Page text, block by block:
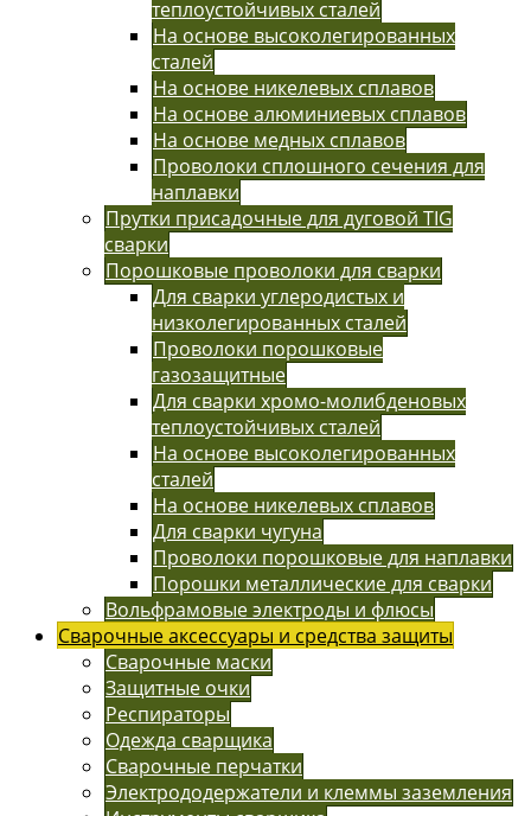
теплоустойчивых сталей
На основе высоколегированных
сталей
На основе никелевых сплавов
На основе алюминиевых сплавов
На основе медных сплавов
Проволоки сплошного сечения для
наплавки
Прутки присадочные для дуговой TIG
сварки
Порошковые проволоки для сварки
Для сварки углеродистых и
низколегированных сталей
Проволоки порошковые
газозащитные
Для сварки хромо-молибденовых
теплоустойчивых сталей
На основе высоколегированных
сталей
На основе никелевых сплавов
Для сварки чугуна
Проволоки порошковые для наплавки
Порошки металлические для сварки
Вольфрамовые электроды и флюсы
Сварочные аксессуары и средства защиты
Сварочные маски
Защитные очки
Респираторы
Одежда сварщика
Сварочные перчатки
Электрододержатели и клеммы заземления